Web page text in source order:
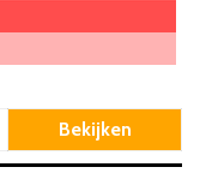
Bekijken